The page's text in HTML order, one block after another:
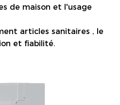
de maison et l'usage
articles sanitaires , le
et fiabilité.